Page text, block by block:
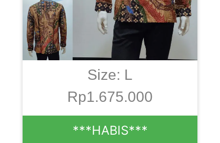
Size: L
Rp1.675.000
***HABIS***